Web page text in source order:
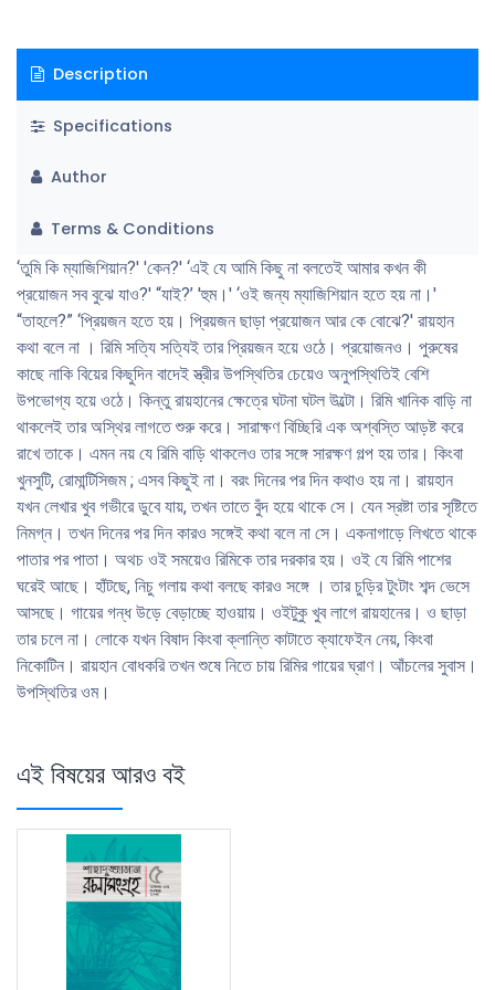
Description
Specifications
Author
Terms & Conditions
‘তুমি কি ম্যাজিশিয়ান?' 'কেন?' ‘এই যে আমি কিছু না বলতেই আমার কখন কী
প্রয়োজন সব বুঝে যাও?' “যাই?’ 'হুম।' ‘ওই জন্য ম্যাজিশিয়ান হতে হয় না।'
“তাহলে?” ‘প্রিয়জন হতে হয়। প্রিয়জন ছাড়া প্রয়োজন আর কে বোঝে?' রায়হান
কথা বলে না । রিমি সত্যি সত্যিই তার প্রিয়জন হয়ে ওঠে। প্রয়োজনও। পুরুষের
কাছে নাকি বিয়ের কিছুদিন বাদেই স্ত্রীর উপস্থিতির চেয়েও অনুপস্থিতিই বেশি
উপভোগ্য হয়ে ওঠে। কিন্তু রায়হানের ক্ষেত্রে ঘটনা ঘটল উল্টো। রিমি খানিক বাড়ি না
থাকলেই তার অস্থির লাগতে শুরু করে। সারাক্ষণ বিচ্ছিরি এক অশ্বস্তি আড়ষ্ট করে
রাখে তাকে। এমন নয় যে রিমি বাড়ি থাকলেও তার সঙ্গে সারক্ষণ গল্প হয় তার। কিংবা
খুনসুটি, রোমান্টিসিজম ; এসব কিছুই না। বরং দিনের পর দিন কথাও হয় না। রায়হান
যখন লেখার খুব গভীরে ডুবে যায়, তখন তাতে বুঁদ হয়ে থাকে সে। যেন স্রষ্টা তার সৃষ্টিতে
নিমগ্ন। তখন দিনের পর দিন কারও সঙ্গেই কথা বলে না সে। একনাগাড়ে লিখতে থাকে
পাতার পর পাতা। অথচ ওই সময়েও রিমিকে তার দরকার হয়। ওই যে রিমি পাশের
ঘরেই আছে। হাঁটছে, নিচু গলায় কথা বলছে কারও সঙ্গে । তার চুড়ির টুংটাং শব্দ ভেসে
আসছে। গায়ের গন্ধ উড়ে বেড়াচ্ছে হাওয়ায়। ওইটুকু খুব লাগে রায়হানের। ও ছাড়া
তার চলে না। লোকে যখন বিষাদ কিংবা ক্লান্তি কাটাতে ক্যাফেইন নেয়, কিংবা
নিকোটিন। রায়হান বোধকরি তখন শুষে নিতে চায় রিমির গায়ের ঘ্রাণ। আঁচলের সুবাস।
উপস্থিতির ওম।
এই বিষয়ের আরও বই